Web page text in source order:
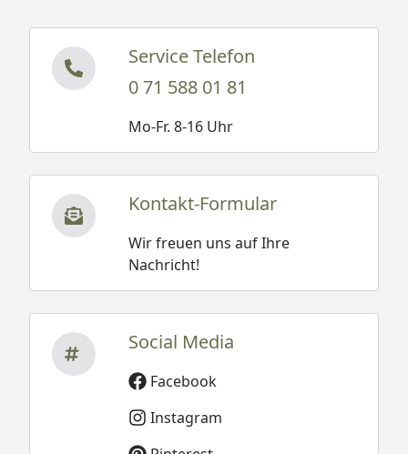
Fundamentbalken von
unseren Monteuren
kostenlos mitgebracht.
(optional erhältlich - siehe
Paketmaße (B x T
x H) / Gewicht
230 x 116 x 114 cm / 770 kg
Montage
Montage zum günstigen
Festpreis möglich
Leistungen zum Festpreis.
Weitere Informationen
Montage-Service oder
Service Telefon
0 71 588 01 81
Mo-Fr. 8-16 Uhr
Kontakt-Formular
Wir freuen uns auf Ihre
Nachricht!
Social Media
Facebook
Instagram